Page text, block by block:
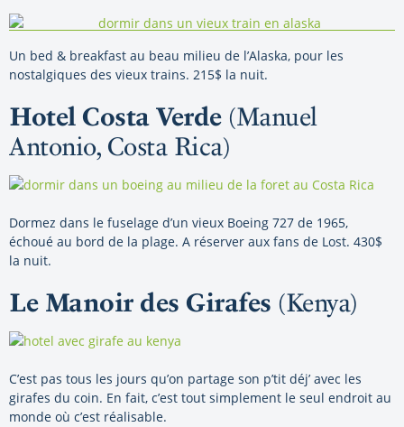
Un bed & breakfast au beau milieu de l’Alaska, pour les
nostalgiques des vieux trains. 215$ la nuit.
Hotel Costa Verde(Manuel
Antonio, Costa Rica)
Dormez dans le fuselage d’un vieux Boeing 727 de 1965,
échoué au bord de la plage. A réserver aux fans de Lost. 430$
la nuit.
Le Manoir des Girafes (Kenya)
C’est pas tous les jours qu’on partage son p’tit déj’ avec les
girafes du coin. En fait, c’est tout simplement le seul endroit au
monde où c’est réalisable.